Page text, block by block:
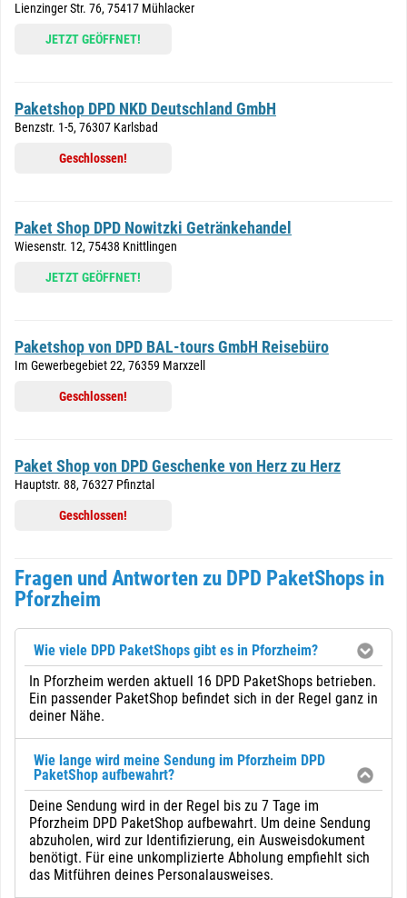
Lienzinger Str. 76, 75417 Mühlacker
JETZT GEÖFFNET!
Paketshop DPD NKD Deutschland GmbH
Benzstr. 1-5, 76307 Karlsbad
Geschlossen!
Paket Shop DPD Nowitzki Getränkehandel
Wiesenstr. 12, 75438 Knittlingen
JETZT GEÖFFNET!
Paketshop von DPD BAL-tours GmbH Reisebüro
Im Gewerbegebiet 22, 76359 Marxzell
Geschlossen!
Paket Shop von DPD Geschenke von Herz zu Herz
Hauptstr. 88, 76327 Pfinztal
Geschlossen!
Fragen und Antworten zu DPD PaketShops in
Pforzheim
Wie viele DPD PaketShops gibt es in Pforzheim?
In Pforzheim werden aktuell 16 DPD PaketShops betrieben.
Ein passender PaketShop befindet sich in der Regel ganz in
deiner Nähe.
Wie lange wird meine Sendung im Pforzheim DPD
PaketShop aufbewahrt?
Deine Sendung wird in der Regel bis zu 7 Tage im
Pforzheim DPD PaketShop aufbewahrt. Um deine Sendung
abzuholen, wird zur Identifizierung, ein Ausweisdokument
benötigt. Für eine unkomplizierte Abholung empfiehlt sich
das Mitführen deines Personalausweises.